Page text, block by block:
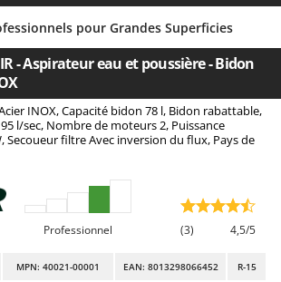
tracteurs tondeuses autoportés
pour gazon
de pommes de terre pour tracteur
Balais Électriques
cendres
feuilles sur roues
piscine
Multifonctions
pour tracteurs
traitements
LINE
pour Grandes Superficies
- Aspirateur eau et poussière - Bidon
INOX, Capacité bidon 78 l, Bidon rabattable,
l/sec, Nombre de moteurs 2, Puissance
Secoueur filtre Avec inversion du flux, Pays de
Professionnel (3) 4,5/5
MPN: 40021-00001 EAN: 8013298066452 R-15